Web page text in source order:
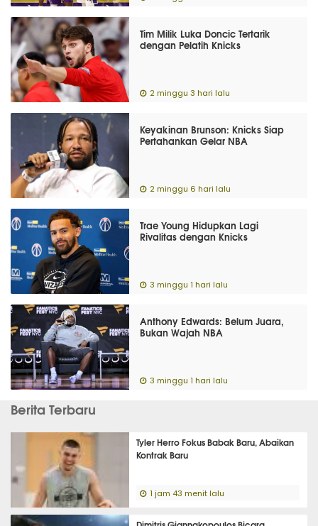
Tim Milik Luka Doncic Tertarik
dengan Pelatih Knicks
2 minggu 3 hari lalu
Keyakinan Brunson: Knicks Siap
Pertahankan Gelar NBA
2 minggu 6 hari lalu
Trae Young Hidupkan Lagi
Rivalitas dengan Knicks
3 minggu 1 hari lalu
Anthony Edwards: Belum Juara,
Bukan Wajah NBA
3 minggu 1 hari lalu
Berita Terbaru
Tyler Herro Fokus Babak Baru, Abaikan
Kontrak Baru
1 jam 43 menit lalu